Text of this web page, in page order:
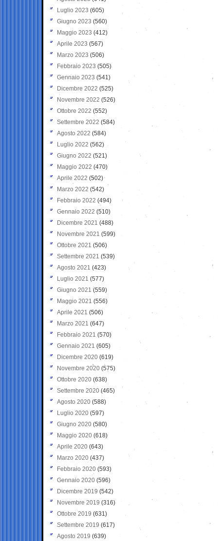
Luglio 2023 (605)
Giugno 2023 (560)
Maggio 2023 (412)
Aprile 2023 (567)
Marzo 2023 (506)
Febbraio 2023 (505)
Gennaio 2023 (541)
Dicembre 2022 (525)
Novembre 2022 (526)
Ottobre 2022 (552)
Settembre 2022 (584)
Agosto 2022 (584)
Luglio 2022 (562)
Giugno 2022 (521)
Maggio 2022 (470)
Aprile 2022 (502)
Marzo 2022 (542)
Febbraio 2022 (494)
Gennaio 2022 (510)
Dicembre 2021 (488)
Novembre 2021 (599)
Ottobre 2021 (506)
Settembre 2021 (539)
Agosto 2021 (423)
Luglio 2021 (577)
Giugno 2021(559)
Maggio 2021 (556)
Aprile 2021 (506)
Marzo 2021 (647)
Febbraio 2021 (570)
Gennaio 2021 (605)
Dicembre 2020 (619)
Novembre 2020 (575)
Ottobre 2020 (638)
Settembre 2020(465)
Agosto 2020 (588)
Luglio 2020 (597)
Giugno 2020 (580)
Maggio 2020 (618)
Aprile 2020 (643)
Marzo 2020 (437)
Febbraio 2020 (593)
Gennaio 2020 (596)
Dicembre 2019 (542)
Novembre 2019 (316)
Ottobre 2019 (631)
Settembre 2019 (617)
Agosto 2019 (639)